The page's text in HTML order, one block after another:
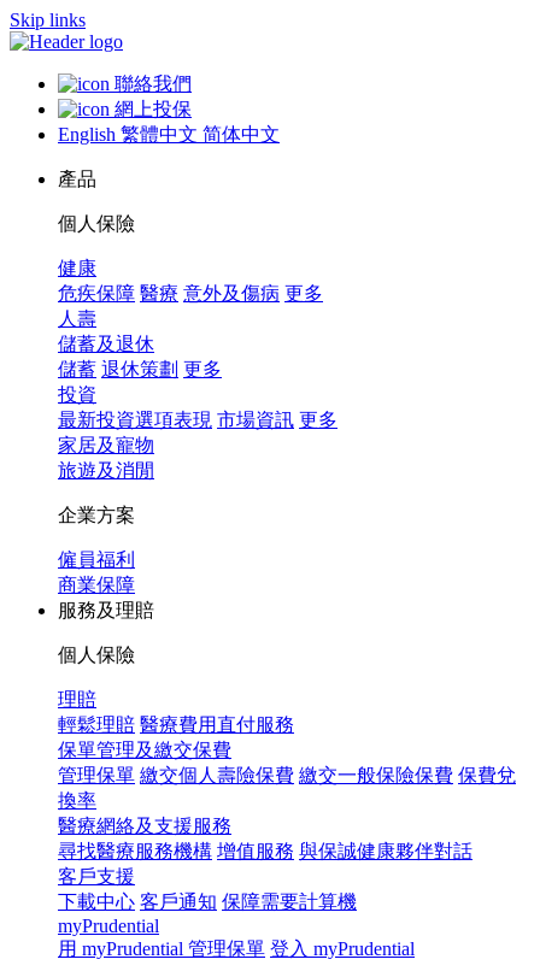
Skip links
聯絡我們
網上投保
English 繁體中文 简体中文
產品
個人保險
健康
危疾保障 醫療 意外及傷病 更多
人壽
儲蓄及退休
儲蓄 退休策劃 更多
投資
最新投資選項表現 市場資訊 更多
家居及寵物
旅遊及消閒
企業方案
僱員福利
商業保障
服務及理賠
個人保險
理賠
輕鬆理賠 醫療費用直付服務
保單管理及繳交保費
管理保單 繳交個人壽險保費 繳交一般保險保費 保費兌
換率
醫療網絡及支援服務
尋找醫療服務機構 增值服務 與保誠健康夥伴對話
客戶支援
下載中心 客戶通知 保障需要計算機
myPrudential
用 myPrudential 管理保單 登入 myPrudential